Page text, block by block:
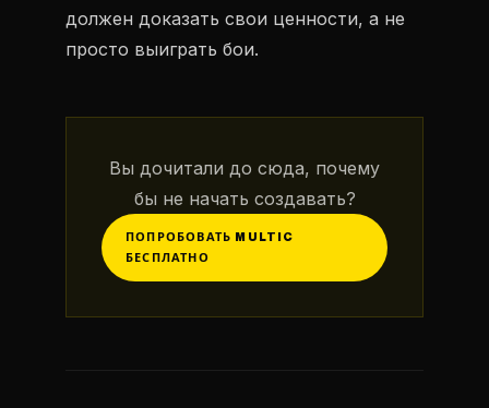
должен доказать свои ценности, а не
просто выиграть бои.
Вы дочитали до сюда, почему
бы не начать создавать?
ПОПРОБОВАТЬ MULTIC
БЕСПЛАТНО